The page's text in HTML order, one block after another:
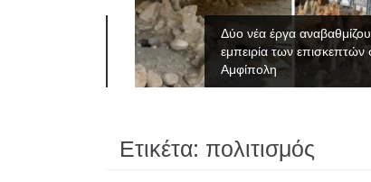
Δύο νέα έργα αναβαθμίζουν την
εμπειρία των επισκεπτών στην
Αμφίπολη
Ετικέτα: πολιτισμός